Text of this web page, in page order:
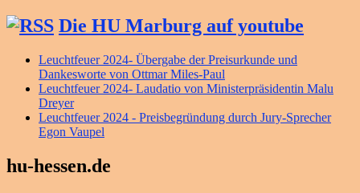
Die HU Marburg auf youtube
Leuchtfeuer 2024- Übergabe der Preisurkunde und
Dankesworte von Ottmar Miles-Paul
Leuchtfeuer 2024- Laudatio von Ministerpräsidentin Malu
Dreyer
Leuchtfeuer 2024 - Preisbegründung durch Jury-Sprecher
Egon Vaupel
hu-hessen.de